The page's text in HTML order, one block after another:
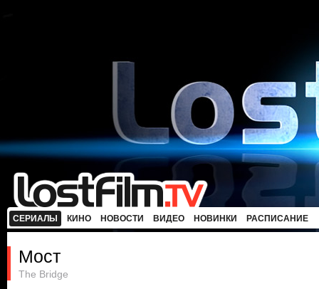
СЕРИАЛЫ КИНО НОВОСТИ ВИДЕО НОВИНКИ РАСПИСАНИЕ
Мост
The Bridge